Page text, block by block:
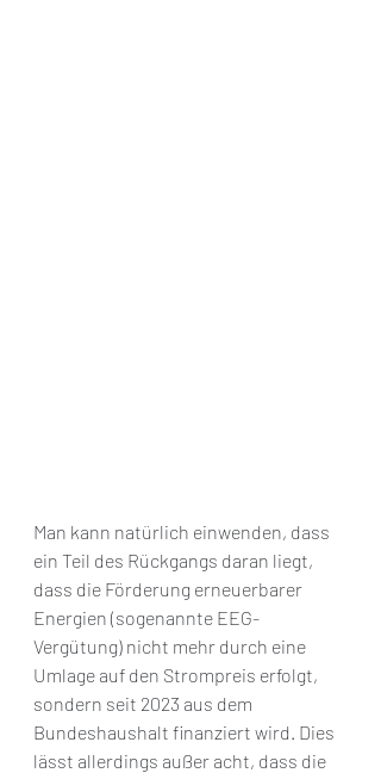
Man kann natürlich einwenden, dass
ein Teil des Rückgangs daran liegt,
dass die Förderung erneuerbarer
Energien (sogenannte EEG-
Vergütung) nicht mehr durch eine
Umlage auf den Strompreis erfolgt,
sondern seit 2023 aus dem
Bundeshaushalt finanziert wird. Dies
lässt allerdings außer acht, dass die